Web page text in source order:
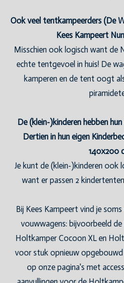
Ook veel tentkampeerders (De
Kees Kampeert
Misschien ook logisch want de
echte tentgevoel in huis! De
kamperen en de tent oogt
De (klein-)kinderen hebben
Dertien in hun eigen
140x200
Je kunt de (klein-)kinderen ook
want er passen 2
Bij Kees Kampeert vind je
vouwwagens: bijvoorbeeld
Holtkamper Cocoon XL en
voor stuk opnieuw opgebouwd
op onze pagina's met